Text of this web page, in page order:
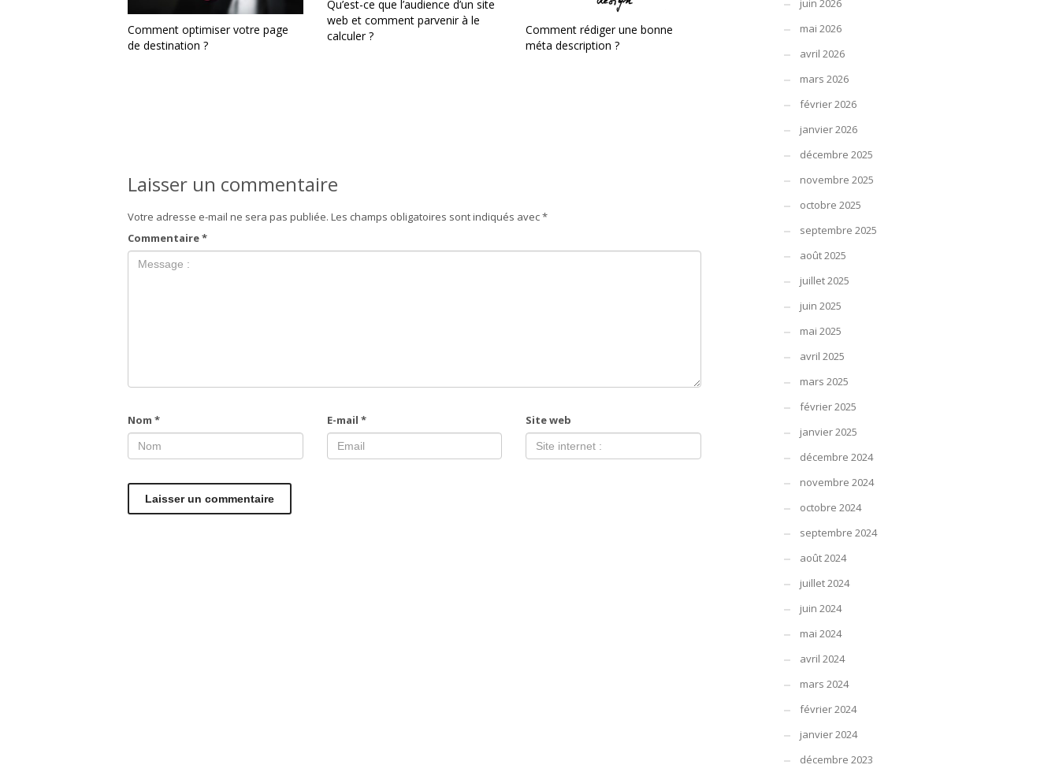
Comment optimiser votre page
de destination ?
Qu’est-ce que l’audience d’un site
web et comment parvenir à le
calculer ?
Comment rédiger une bonne
méta description ?
Laisser un commentaire
Votre adresse e-mail ne sera pas publiée. Les champs obligatoires sont indiqués avec*
Commentaire*
Nom * E-mail * Site web
juin 2026
mai 2026
avril 2026
mars 2026
février 2026
janvier 2026
décembre 2025
novembre 2025
octobre 2025
septembre 2025
août 2025
juillet 2025
juin 2025
mai 2025
avril 2025
mars 2025
février 2025
janvier 2025
décembre 2024
novembre 2024
octobre 2024
septembre 2024
août 2024
juillet 2024
juin 2024
mai 2024
avril 2024
mars 2024
février 2024
janvier 2024
décembre 2023